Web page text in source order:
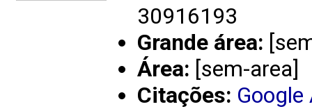
30916193
Grande área:
Área: [sem-area]
Citações: